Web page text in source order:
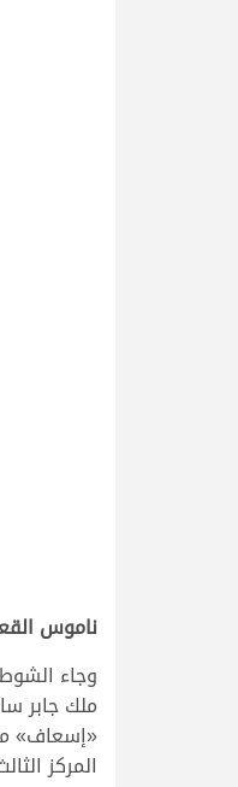
ناموس
وجاء
المركز الثالث